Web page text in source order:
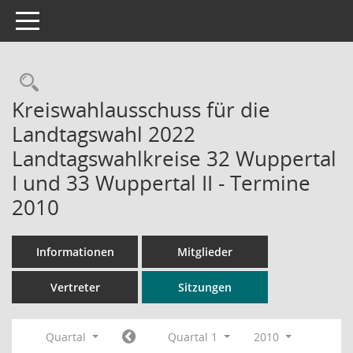
Toggle navigation
Rechercheauswahl
Kreiswahlausschuss für die
Landtagswahl 2022
Landtagswahlkreise 32 Wuppertal
I und 33 Wuppertal II - Termine
2010
Informationen Mitglieder
Vertreter Sitzungen
Quartal Quartal 1
2010